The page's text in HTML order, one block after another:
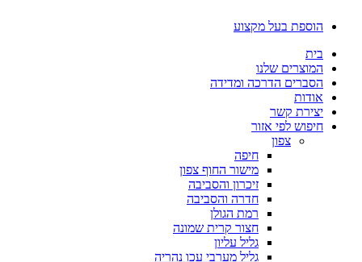
לתוכן
הוספת בעל מקצוע
בית
המוצרים שלנו
הסברים הדרכה ומדידה
אודות
יצירת קשר
חיפוש לפי אזור
צפון
חיפה
מישור החוף צפון
זיכרון והסביבה
חדרה והסביבה
רמת הגולן
חצור קרית שמונה
גליל עליון
גליל מערבי עכו נהריה